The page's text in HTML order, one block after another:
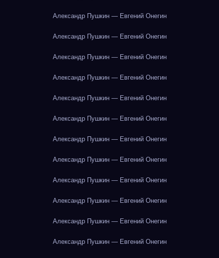
Александр Пушкин — Евгений Онегин
Александр Пушкин — Евгений Онегин
Александр Пушкин — Евгений Онегин
Александр Пушкин — Евгений Онегин
Александр Пушкин — Евгений Онегин
Александр Пушкин — Евгений Онегин
Александр Пушкин — Евгений Онегин
Александр Пушкин — Евгений Онегин
Александр Пушкин — Евгений Онегин
Александр Пушкин — Евгений Онегин
Александр Пушкин — Евгений Онегин
Александр Пушкин — Евгений Онегин